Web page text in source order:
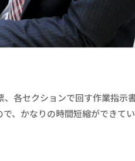
各セクションで回す作業指示
、かなりの時間短縮ができてい